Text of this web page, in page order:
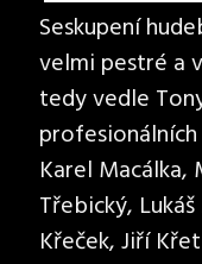
Seskupení
velmi pestré a
tedy vedle
Karel Macálka,
Třebický,
Křeček, Jiří